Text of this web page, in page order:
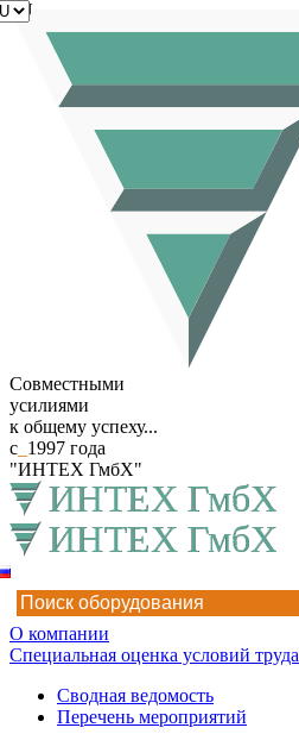
Совместными
усилиями
к общему успеху...
с 1997 года
"ИНТЕХ ГмбХ"
RU
О компании
Специальная оценка условий труда
Сводная ведомость
Перечень мероприятий